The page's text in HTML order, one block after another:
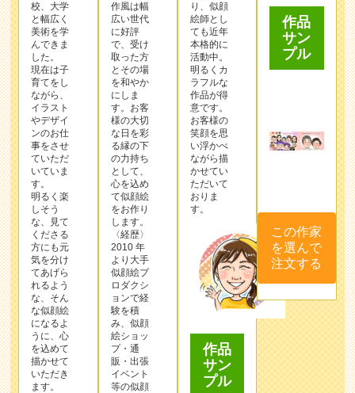
校、大学
と幅広く
美術を学
んできま
した。
現在は子
育てをし
ながら、
イラスト
やデザイ
ンのお仕
事をさせ
ていただ
いていま
す。
明るく楽
しそう
な、見て
くださる
方にも元
気を分け
てあげら
れるよう
な、そん
な似顔絵
になるよ
うに、心
を込めて
描かせて
いただき
ます。
作⾵は幅
広い世代
に好評
で、受け
取った⽅
とその場
を和やか
にしま
す。お客
様の⼤切
な⽇を彩
る縁の下
の⼒持ち
として、
⼼を込め
て似顔絵
をお作り
します。
〈経歴〉
2010 年
より⼤⼿
似顔絵プ
ロダクシ
ョンで経
験を積
み、似顔
絵ショッ
プ・通
販・出張
イベント
等の似顔
り、似顔
絵師とし
ても近年
本格的に
活動中。
明るくカ
ラフルな
作品が得
意です。
お客様の
笑顔を思
い浮かべ
ながら描
かせてい
ただいて
おりま
す。
作品
サン
プル
作品
サン
プル
この作家
を選んで
注文する